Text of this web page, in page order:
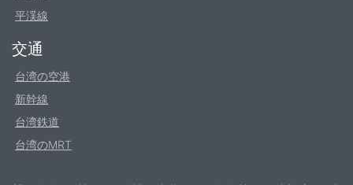
平渓線
交通
台湾の空港
新幹線
台湾鉄道
台湾のMRT